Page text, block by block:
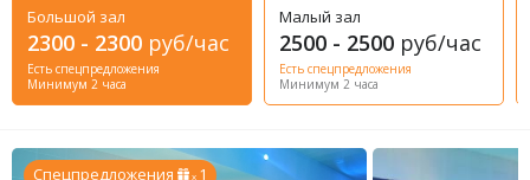
Большой зал
2300 - 2300 руб/час
Есть спецпредложения
Минимум 2 часа
Малый зал
2500 - 2500 руб/час
Есть спецпредложения
Минимум 2 часа
Спецпредложения x 1